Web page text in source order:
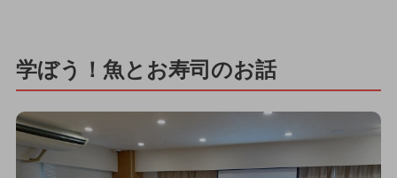
学ぼう！魚とお寿司のお話